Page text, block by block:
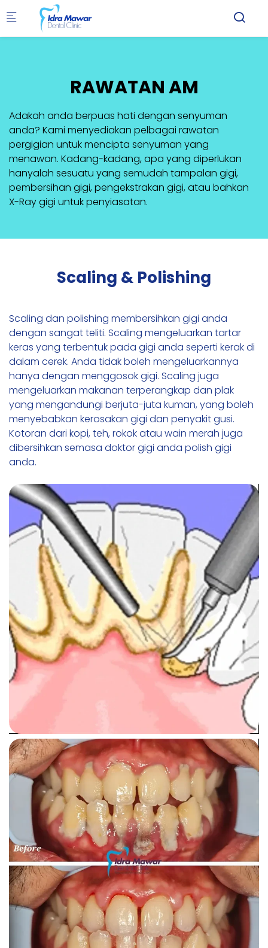
Skip to main content
RAWATAN AM
Adakah anda berpuas hati dengan senyuman
anda? Kami menyediakan pelbagai rawatan
pergigian untuk mencipta senyuman yang
menawan. Kadang-kadang, apa yang diperlukan
hanyalah sesuatu yang semudah tampalan gigi,
pembersihan gigi, pengekstrakan gigi, atau bahkan
X-Ray gigi untuk penyiasatan.
Scaling & Polishing
Scaling dan polishing membersihkan gigi anda
dengan sangat teliti. Scaling mengeluarkan tartar
keras yang terbentuk pada gigi anda seperti kerak di
dalam cerek. Anda tidak boleh mengeluarkannya
hanya dengan menggosok gigi. Scaling juga
mengeluarkan makanan terperangkap dan plak
yang mengandungi berjuta-juta kuman, yang boleh
menyebabkan kerosakan gigi dan penyakit gusi.
Kotoran dari kopi, teh, rokok atau wain merah juga
dibersihkan semasa doktor gigi anda polish gigi
anda.